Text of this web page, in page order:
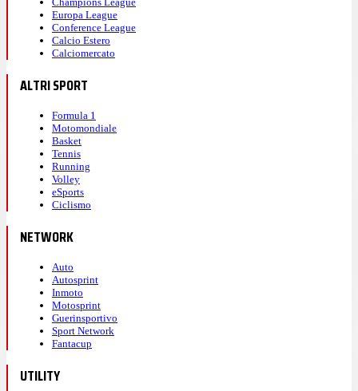
Europa League
Conference League
Calcio Estero
Calciomercato
ALTRI SPORT
Formula 1
Motomondiale
Basket
Tennis
Running
Volley
eSports
Ciclismo
NETWORK
Auto
Autosprint
Inmoto
Motosprint
Guerinsportivo
Sport Network
Fantacup
UTILITY